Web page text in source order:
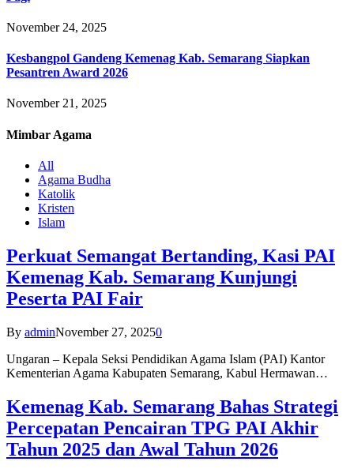
November 24, 2025
Kesbangpol Gandeng Kemenag Kab. Semarang Siapkan
Pesantren Award 2026
November 21, 2025
Mimbar Agama
All
Agama Budha
Katolik
Kristen
Islam
Perkuat Semangat Bertanding, Kasi PAI
Kemenag Kab. Semarang Kunjungi
Peserta PAI Fair
By adminNovember 27, 20250
Ungaran – Kepala Seksi Pendidikan Agama Islam (PAI) Kantor
Kementerian Agama Kabupaten Semarang, Kabul Hermawan…
Kemenag Kab. Semarang Bahas Strategi
Percepatan Pencairan TPG PAI Akhir
Tahun 2025 dan Awal Tahun 2026